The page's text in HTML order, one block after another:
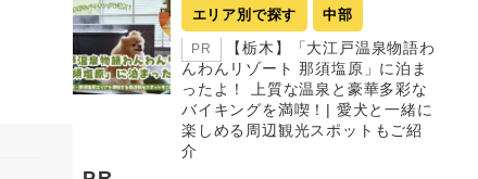
エリア別で探す 中部
PR
【栃木】「大江戸温泉物語わ
んわんリゾート 那須塩原」に泊ま
ったよ！ 上質な温泉と豪華多彩な
バイキングを満喫！| 愛犬と一緒に
楽しめる周辺観光スポットもご紹
介